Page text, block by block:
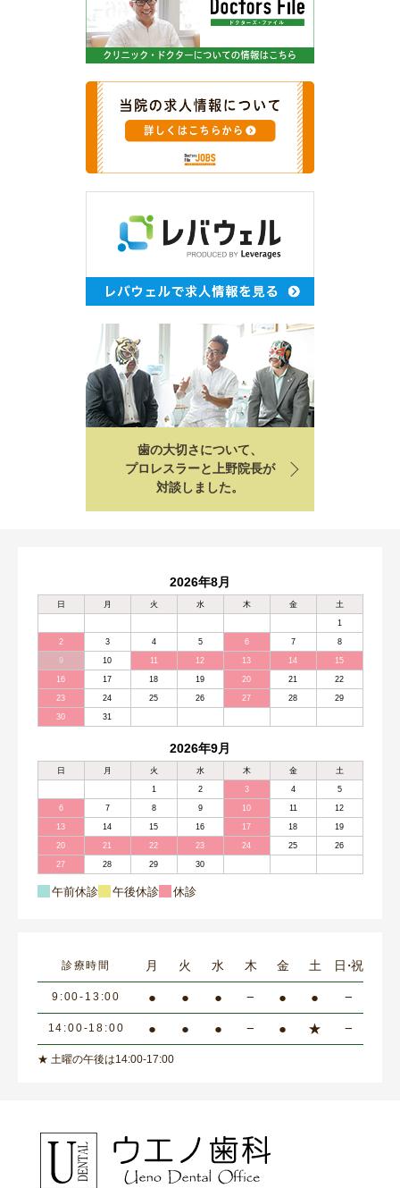
歯の大切さについて、
プロレスラーと上野院長が
対談しました。
2026年8月
日 月 火 水 木 金 土
1
2 3 4 5 6 7 8
9 10 11 12 13 14 15
16 17 18 19 20 21 22
23 24 25 26 27 28 29
30 31
2026年9月
日 月 火 水 木 金 土
1 2 3 4 5
6 7 8 9 10 11 12
13 14 15 16 17 18 19
20 21 22 23 24 25 26
27 28 29 30
午前休診 午後休診 休診
診療時間 月 火 水 木 金 土 日・祝
9:00-13:00 ● ● ● − ● ● −
14:00-18:00 ● ● ● − ● ★ −
★ 土曜の午後は14:00-17:00